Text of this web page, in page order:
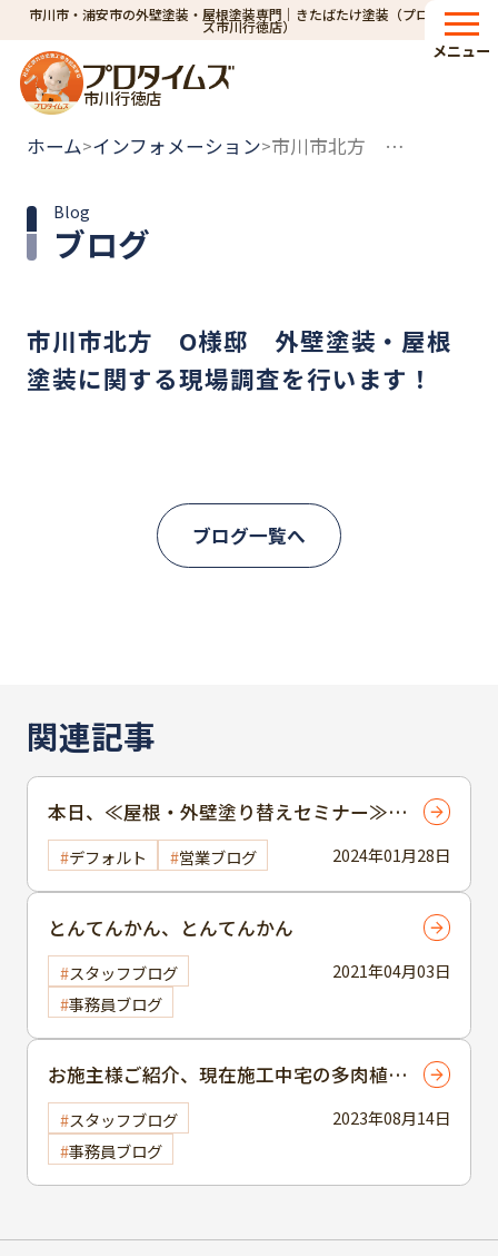
市川市・浦安市の外壁塗装・屋根塗装専門｜きたばたけ塗装（プロタイム
ズ市川行徳店）
市川行徳店
メニュー
ホーム>インフォメーション> 市川市北方 O様邸 外壁塗装・屋根塗装に関する現場調査を行います！
ブログ
Blog
市川市北方 O様邸 外壁塗装・屋根
塗装に関する現場調査を行います！
ブログ一覧へ
関連記事
2024年01月28日
本日、≪屋根・外壁塗り替えセミナー≫
開催！（勤労福祉センター）
デフォルト 営業ブログ
2021年04月03日
とんてんかん、とんてんかん
スタッフブログ
事務員ブログ
2023年08月14日
お施主様ご紹介、現在施工中宅の多肉植物
🌳
スタッフブログ
事務員ブログ